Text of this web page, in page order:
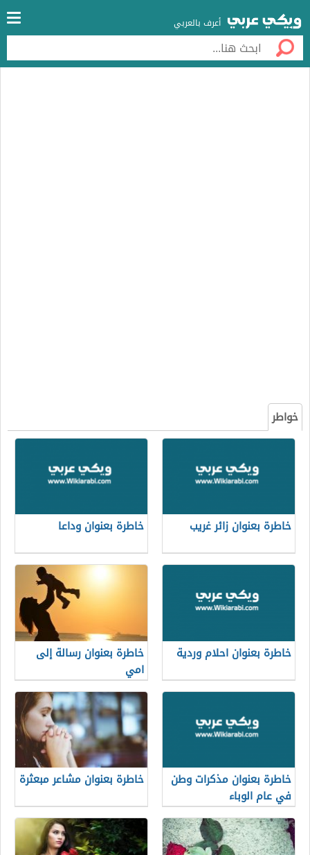
أعرف بالعربي
خواطر
خاطرة بعنوان زائر غريب خاطرة بعنوان وداعا
خاطرة بعنوان احلام وردية
خاطرة بعنوان رسالة إلى
امي
خاطرة بعنوان مذكرات وطن
في عام الوباء
خاطرة بعنوان مشاعر مبعثرة